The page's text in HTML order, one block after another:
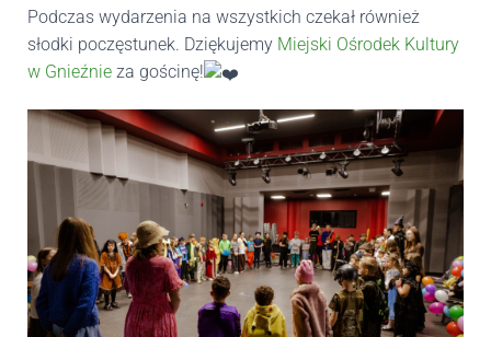
Podczas wydarzenia na wszystkich czekał również
słodki poczęstunek. Dziękujemy Miejski Ośrodek Kultury
w Gnieźnie za gościnę!